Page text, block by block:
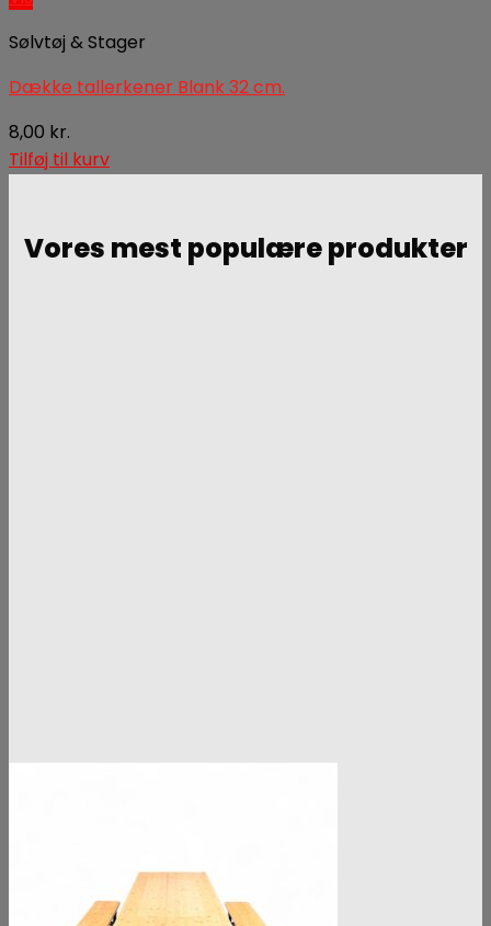
Sølvtøj & Stager
Dække tallerkener Blank 32 cm.
8,00 kr.
Tilføj til kurv
Vores mest populære produkter